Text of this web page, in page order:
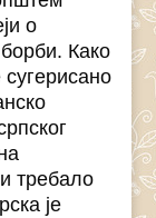
о
Како
требало
је